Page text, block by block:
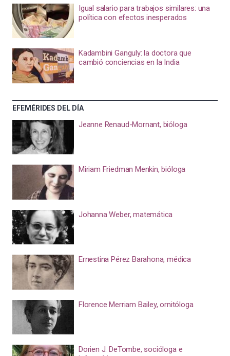
Igual salario para trabajos similares: una
política con efectos inesperados
Kadambini Ganguly: la doctora que
cambió conciencias en la India
EFEMÉRIDES DEL DÍA
Jeanne Renaud-Mornant, bióloga
Miriam Friedman Menkin, bióloga
Johanna Weber, matemática
Ernestina Pérez Barahona, médica
Florence Merriam Bailey, ornitóloga
Dorien J. DeTombe, socióloga e